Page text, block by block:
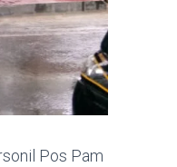
Pos Pam